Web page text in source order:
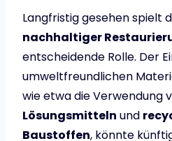
Langfristig gesehen spielt
nachhaltiger
entscheidende Rolle. Der
umweltfreundlichen
wie etwa die Verwendung
Lösungsmitteln und
Baustoffen, könnte